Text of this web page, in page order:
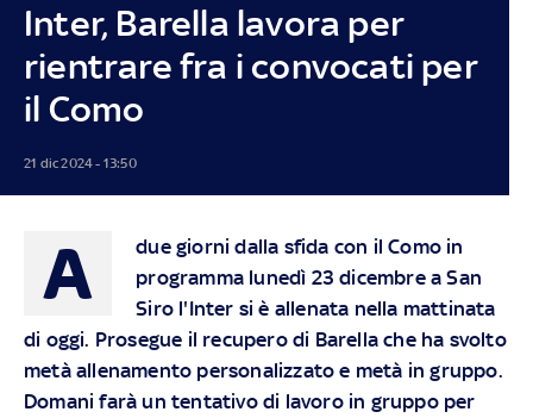
Inter, Barella lavora per
rientrare fra i convocati per
il Como
21 dic 2024 - 13:50
A
due giorni dalla sfida con il Como in
programma lunedì 23 dicembre a San
Siro l'Inter si è allenata nella mattinata
di oggi. Prosegue il recupero di Barella che ha svolto
metà allenamento personalizzato e metà in gruppo.
Domani farà un tentativo di lavoro in gruppo per